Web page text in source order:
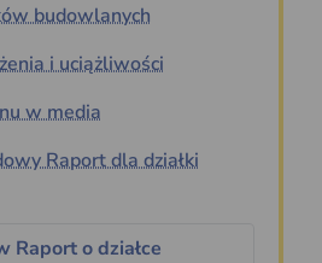
budowlanych
i uciążliwości
w media
Raport dla działki
Raport o działce